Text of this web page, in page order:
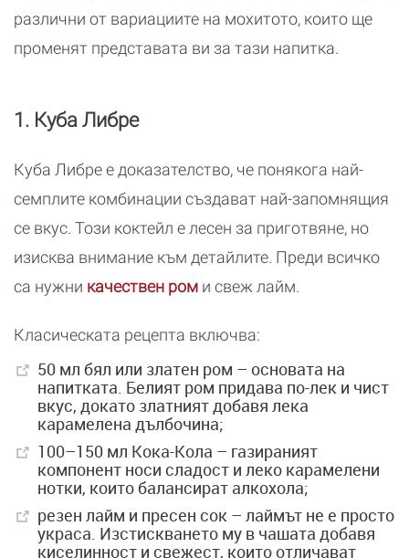
различни от вариациите на мохитото, които ще
променят представата ви за тази напитка.
1. Куба Либре
Куба Либре е доказателство, че понякога най-
семплите комбинации създават най-запомнящия
се вкус. Този коктейл е лесен за приготвяне, но
изисква внимание към детайлите. Преди всичко
са нужни качествен ром и свеж лайм.
Класическата рецепта включва:
50 мл бял или златен ром – основата на
напитката. Белият ром придава по-лек и чист
вкус, докато златният добавя лека
карамелена дълбочина;
100–150 мл Кока-Кола – газираният
компонент носи сладост и леко карамелени
нотки, които балансират алкохола;
резен лайм и пресен сок – лаймът не е просто
украса. Изстискването му в чашата добавя
киселинност и свежест, които отличават